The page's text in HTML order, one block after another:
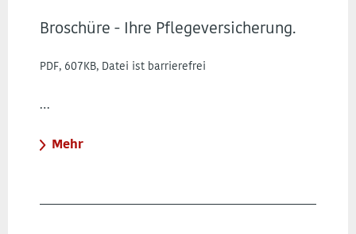
Broschüre - Ihre Pflegeversicherung.
PDF, 607KB, Datei ist barrierefrei
…
Mehr